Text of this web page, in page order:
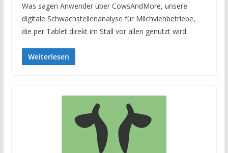
Was sagen Anwender über CowsAndMore, unsere
digitale Schwachstellenanalyse für Milchviehbetriebe,
die per Tablet direkt im Stall vor allen genutzt wird
Weiterlesen